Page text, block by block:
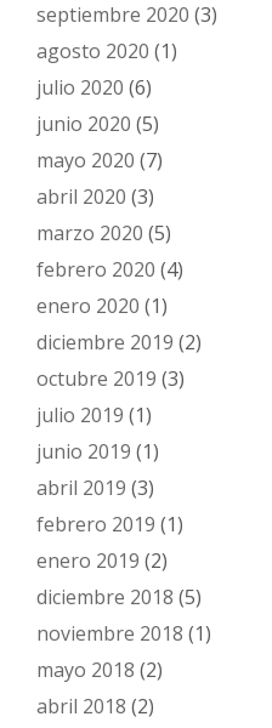
septiembre 2020 (3)
agosto 2020 (1)
julio 2020 (6)
junio 2020 (5)
mayo 2020 (7)
abril 2020 (3)
marzo 2020 (5)
febrero 2020 (4)
enero 2020 (1)
diciembre 2019 (2)
octubre 2019 (3)
julio 2019 (1)
junio 2019 (1)
abril 2019 (3)
febrero 2019 (1)
enero 2019 (2)
diciembre 2018 (5)
noviembre 2018 (1)
mayo 2018 (2)
abril 2018 (2)